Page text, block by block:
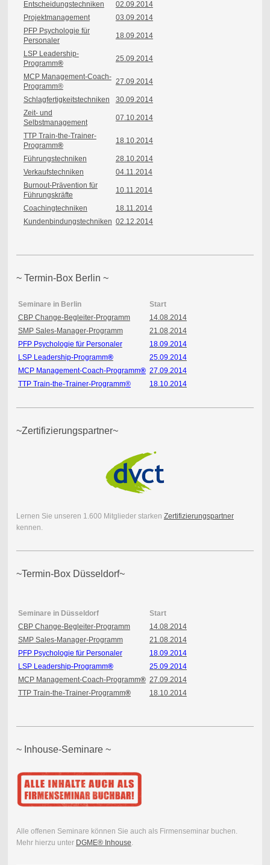
Entscheidungstechniken
02.09.2014
Projektmanagement
03.09.2014
PFP Psychologie für
Personaler
18.09.2014
LSP Leadership-
Programm®
25.09.2014
MCP Management-Coach-
Programm®
27.09.2014
Schlagfertigkeitstechniken 30.09.2014
Zeit- und
Selbstmanagement
07.10.2014
TTP Train-the-Trainer-
Programm®
18.10.2014
Führungstechniken
28.10.2014
Verkaufstechniken
04.11.2014
Burnout-Prävention für
Führungskräfte
10.11.2014
Coachingtechniken
18.11.2014
Kundenbindungstechniken 02.12.2014
~ Termin-Box Berlin ~
Seminare in Berlin
Start
CBP Change-Begleiter-Programm
14.08.2014
SMP Sales-Manager-Programm
21.08,2014
PFP Psychologie für Personaler
18.09.2014
LSP Leadership-Programm®
25.09.2014
MCP Management-Coach-Programm® 27.09.2014
TTP Train-the-Trainer-Programm® 18.10.2014
~Zertifizierungspartner~
Lernen Sie unseren 1.600 Mitglieder starken Zertifizierungspartner
kennen.
~Termin-Box Düsseldorf~
Seminare in Düsseldorf
Start
CBP Change-Begleiter-Programm
14.08.2014
SMP Sales-Manager-Programm
21.08.2014
PFP Psychologie für Personaler
18.09.2014
LSP Leadership-Programm®
25.09.2014
MCP Management-Coach-Programm® 27.09.2014
TTP Train-the-Trainer-Programm® 18.10.2014
~ Inhouse-Seminare ~
Alle offenen Seminare können Sie auch als Firmenseminar buchen.
Mehr hierzu unter DGME® Inhouse